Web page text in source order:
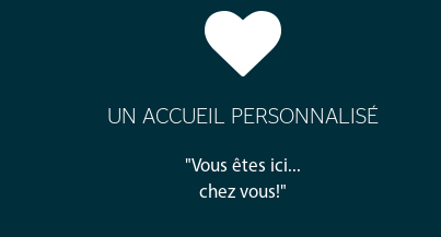
UN ACCUEIL PERSONNALISÉ
"Vous êtes ici...
chez vous!"